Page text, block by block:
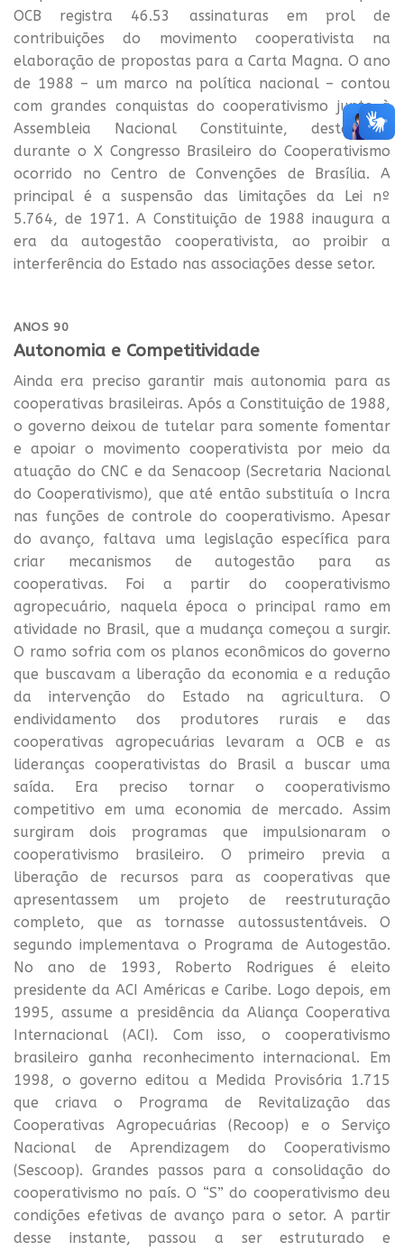
OCB registra 46.53 assinaturas em prol de
contribuições do movimento cooperativista na
elaboração de propostas para a Carta Magna. O ano
de 1988 – um marco na política nacional – contou
com grandes conquistas do cooperativismo junto à
Assembleia Nacional Constituinte, destacadas
durante o X Congresso Brasileiro do Cooperativismo
ocorrido no Centro de Convenções de Brasília. A
principal é a suspensão das limitações da Lei nº
5.764, de 1971. A Constituição de 1988 inaugura a
era da autogestão cooperativista, ao proibir a
interferência do Estado nas associações desse setor.
ANOS 90
Autonomia e Competitividade
Ainda era preciso garantir mais autonomia para as
cooperativas brasileiras. Após a Constituição de 1988,
o governo deixou de tutelar para somente fomentar
e apoiar o movimento cooperativista por meio da
atuação do CNC e da Senacoop (Secretaria Nacional
do Cooperativismo), que até então substituía o Incra
nas funções de controle do cooperativismo. Apesar
do avanço, faltava uma legislação específica para
criar mecanismos de autogestão para as
cooperativas. Foi a partir do cooperativismo
agropecuário, naquela época o principal ramo em
atividade no Brasil, que a mudança começou a surgir.
O ramo sofria com os planos econômicos do governo
que buscavam a liberação da economia e a redução
da intervenção do Estado na agricultura. O
endividamento dos produtores rurais e das
cooperativas agropecuárias levaram a OCB e as
lideranças cooperativistas do Brasil a buscar uma
saída. Era preciso tornar o cooperativismo
competitivo em uma economia de mercado. Assim
surgiram dois programas que impulsionaram o
cooperativismo brasileiro. O primeiro previa a
liberação de recursos para as cooperativas que
apresentassem um projeto de reestruturação
completo, que as tornasse autossustentáveis. O
segundo implementava o Programa de Autogestão.
No ano de 1993, Roberto Rodrigues é eleito
presidente da ACI Américas e Caribe. Logo depois, em
1995, assume a presidência da Aliança Cooperativa
Internacional (ACI). Com isso, o cooperativismo
brasileiro ganha reconhecimento internacional. Em
1998, o governo editou a Medida Provisória 1.715
que criava o Programa de Revitalização das
Cooperativas Agropecuárias (Recoop) e o Serviço
Nacional de Aprendizagem do Cooperativismo
(Sescoop). Grandes passos para a consolidação do
cooperativismo no país. O “S” do cooperativismo deu
condições efetivas de avanço para o setor. A partir
desse instante, passou a ser estruturado e